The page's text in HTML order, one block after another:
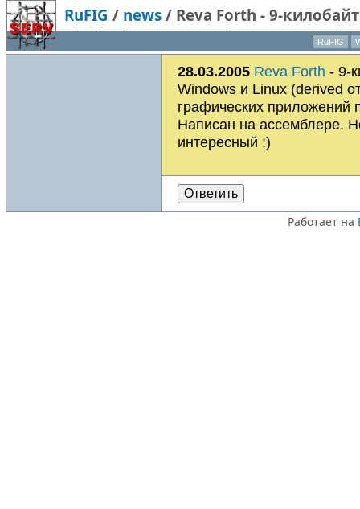
RuFIG / news / Reva Forth - 9-
(derived от Retro Forth) с
платформы. Написан на
RuFIG
28.03.2005 Reva Forth - 9-
Windows и Linux (derived
графических
Написан на ассемблере.
интересный :)
Ответить
Работает на